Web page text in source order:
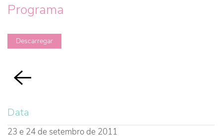
Programa
Descarregar
Data
23 e 24 de setembro de 2011